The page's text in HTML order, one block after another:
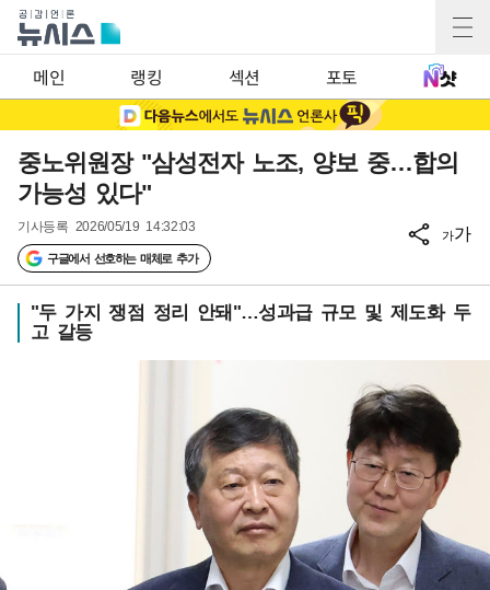
메인 랭킹 섹션 포토
중노위원장 "삼성전자 노조, 양보 중…합의
가능성 있다"
기사등록 2026/05/19 14:32:03
구글에서 선호하는 매체로 추가
가가
"두 가지 쟁점 정리 안돼"…성과급 규모 및 제도화 두
고 갈등